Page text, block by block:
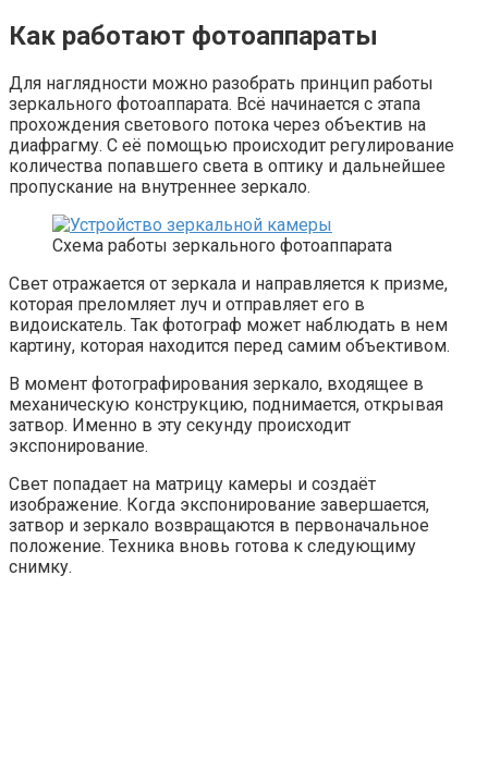
Как работают фотоаппараты
Для наглядности можно разобрать принцип работы
зеркального фотоаппарата. Всё начинается с этапа
прохождения светового потока через объектив на
диафрагму. С её помощью происходит регулирование
количества попавшего света в оптику и дальнейшее
пропускание на внутреннее зеркало.
Схема работы зеркального фотоаппарата
Свет отражается от зеркала и направляется к призме,
которая преломляет луч и отправляет его в
видоискатель. Так фотограф может наблюдать в нем
картину, которая находится перед самим объективом.
В момент фотографирования зеркало, входящее в
механическую конструкцию, поднимается, открывая
затвор. Именно в эту секунду происходит
экспонирование.
Свет попадает на матрицу камеры и создаёт
изображение. Когда экспонирование завершается,
затвор и зеркало возвращаются в первоначальное
положение. Техника вновь готова к следующиму
снимку.